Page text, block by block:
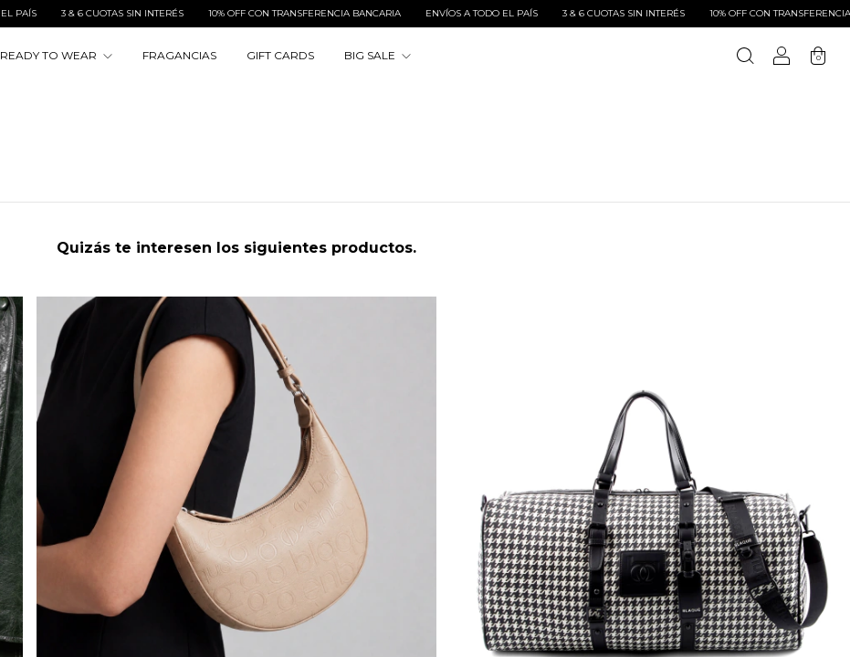
3 & 6 CUOTAS SIN INTERÉS 10% OFF CON TRANSFERENCIA BANCARIA ENVÍOS A TODO EL PAÍS 3 & 6 CUOTAS SIN INTERÉS 10% OFF CON TRANSFERENCIA
READY TO WEAR FRAGANCIAS GIFT CARDS BIG SALE 0
Quizás te interesen los siguientes productos.